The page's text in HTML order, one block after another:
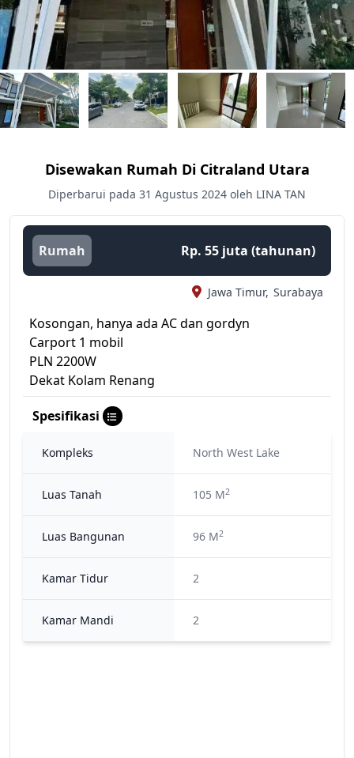
Disewakan Rumah Di Citraland Utara
Diperbarui pada 31 Agustus 2024 oleh LINA TAN
Rumah Rp. 55 juta (tahunan)
Jawa Timur, Surabaya
Kosongan, hanya ada AC dan gordyn
Carport 1 mobil
PLN 2200W
Dekat Kolam Renang
Spesifikasi
Kompleks North West Lake
Luas Tanah 105 M2
Luas Bangunan 96 M2
Kamar Tidur 2
Kamar Mandi 2